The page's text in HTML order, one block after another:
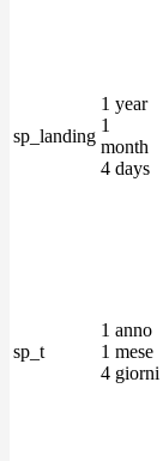
sp_landing
1 year
1
month
4 days
sp_t
1 anno
1 mese
4 giorni